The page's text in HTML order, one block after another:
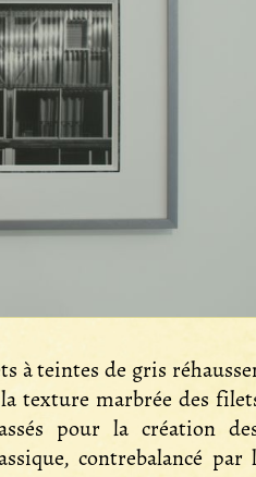
à teintes de gris
texture marbrée des
pour la création
contrebalancé par